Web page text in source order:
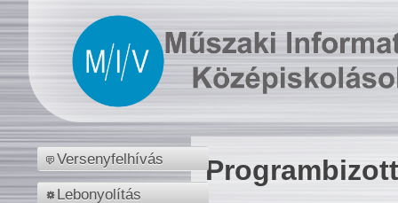
Versenyfelhívás
Lebonyolítás